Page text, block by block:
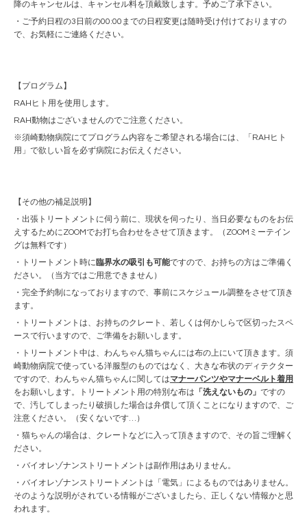
降のキャンセルは、キャンセル料を頂戴致します。予めご了承下さい。
・ご予約日程の3日前の00:00までの日程変更は随時受け付けておりますの
で、お気軽にご連絡ください。
【プログラム】
RAHヒト用を使用します。
RAH動物はございませんのでご注意ください。
※須崎動物病院にてプログラム内容をご希望される場合には、「RAHヒト
用」で欲しい旨を必ず病院にお伝えください。
【その他の補足説明】
・出張トリートメントに伺う前に、現状を伺ったり、当日必要なものをお伝
えするためにZOOMでお打ち合わせをさせて頂きます。（ZOOMミーテイン
グは無料です）
・トリートメント時に臨界水の吸引も可能ですので、お持ちの方はご準備く
ださい。（当方ではご用意できません）
・完全予約制になっておりますので、事前にスケジュール調整をさせて頂き
ます。
・トリートメントは、お持ちのクレート、若しくは何かしらで区切ったスペ
ースで行いますので、ご準備をお願いします。
・トリートメント中は、わんちゃん猫ちゃんには布の上にいて頂きます。須
崎動物病院で使っている洋服型のものではなく、大きな布状のディテクター
ですので、わんちゃん猫ちゃんに関してはマナーパンツやマナーベルト着用
をお願いします。トリートメント用の特別な布は 「洗えないもの」 ですの
で、汚してしまったり破損した場合は弁償して頂くことになりますので、ご
注意ください。（安くないです…）
・猫ちゃんの場合は、クレートなどに入って頂きますので、その旨ご理解く
ださい。
・バイオレゾナンストリートメントは副作用はありません。
・バイオレゾナンストリートメントは「電気」によるものではありません。
そのような説明がされている情報がございましたら、正しくない情報かと思
われます。